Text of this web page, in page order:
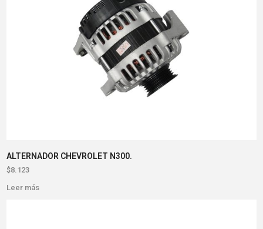
ALTERNADOR CHEVROLET N300.
$8.123
Leer más